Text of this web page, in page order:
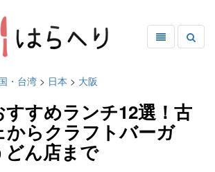
・台湾 > 日本 > 大阪
すすめランチ12選！古
からクラフトバーガ
どん店まで